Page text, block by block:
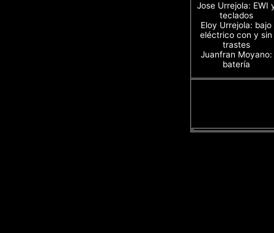
Jose Urrejola: EWI
teclados
Eloy Urrejola: bajo
eléctrico con y sin
trastes
Juanfran Moyano:
batería